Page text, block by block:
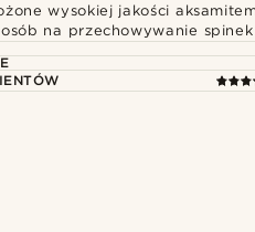
wysokiej jakości
na przechowywanie spinek